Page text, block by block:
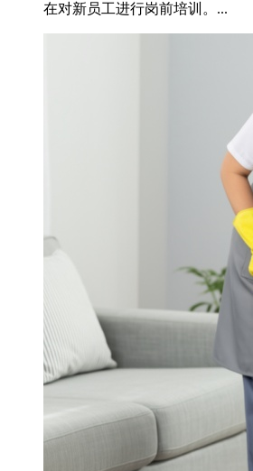
在对新员工进行岗前培训。...